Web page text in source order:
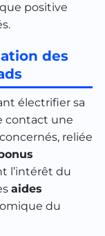
positive
des
électrifier sa
contact une
reliée
l’intérêt du
aides
du